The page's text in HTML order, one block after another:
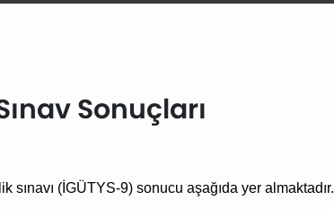
Sonuçları
(İGÜTYS-9) sonucu aşağıda yer almaktadır.